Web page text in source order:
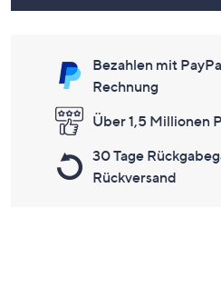
Bezahlen mit
Rechnung
Über 1,5 Millionen
30 Tage
Rückversand